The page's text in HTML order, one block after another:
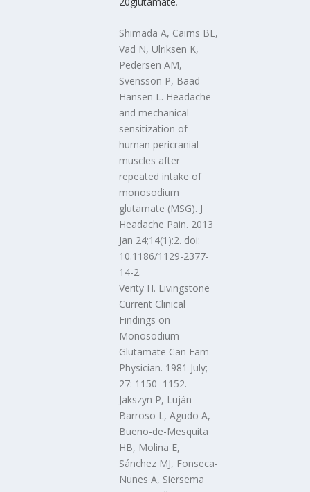
Shimada A, Cairns BE,
Vad N, Ulriksen K,
Pedersen AM,
Svensson P, Baad-
Hansen L. Headache
and mechanical
sensitization of
human pericranial
muscles after
repeated intake of
monosodium
glutamate (MSG). J
Headache Pain. 2013
Jan 24;14(1):2. doi:
10.1186/1129-2377-
14-2.
Verity H. Livingstone
Current Clinical
Findings on
Monosodium
Glutamate Can Fam
Physician. 1981 July;
27: 1150–1152.
Jakszyn P, Luján-
Barroso L, Agudo A,
Bueno-de-Mesquita
HB, Molina E,
Sánchez MJ, Fonseca-
Nunes A, Siersema